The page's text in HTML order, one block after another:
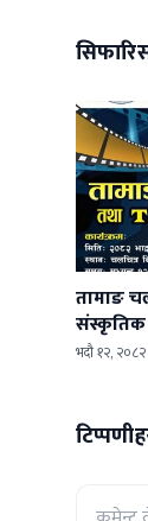
तामाङ
संस्कृतिक
भदौ १२, २०८२